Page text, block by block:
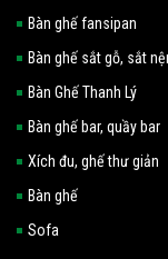
Bàn ghế fansipan
Bàn ghế sắt gỗ, sắt
Bàn Ghế Thanh Lý
Bàn ghế bar, quầy bar
Xích đu, ghế thư giản
Bàn ghế
Sofa